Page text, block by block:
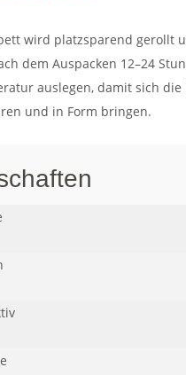
wird platzsparend gerollt
dem Auspacken 12–24
auslegen, damit sich
und in Form bringen.